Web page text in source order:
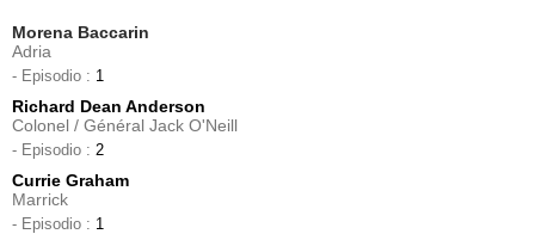
Morena Baccarin
Adria
- Episodio : 1
Richard Dean Anderson
Colonel / Général Jack O'Neill
- Episodio : 2
Currie Graham
Marrick
- Episodio : 1